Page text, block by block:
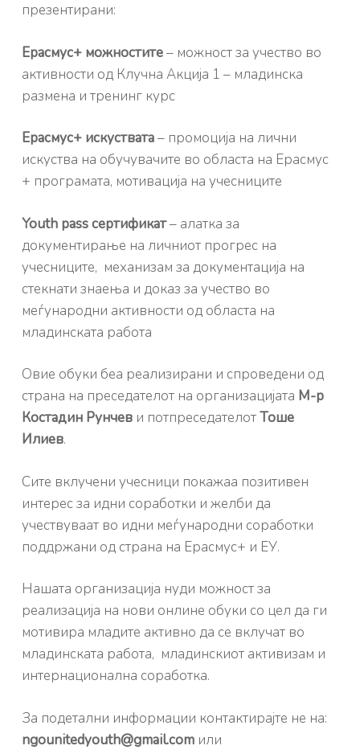
презентирани:
Ерасмус+ можностите– можност за учество во
активности од Клучна Акција 1 – младинска
размена и тренинг курс
Ерасмус+ искуствата– промоција на лични
искуства на обучувачите во областа на Ерасмус
+ програмата, мотивација на учесниците
Youth pass сертификат– алатка за
документирање на личниот прогрес на
учесниците, механизам за документација на
стекнати знаења и доказ за учество во
меѓународни активности од областа на
младинската работа
Овие обуки беа реализирани и спроведени од
страна на преседателот на организацијата М-р
Костадин Рунчеви потпреседателотТоше
Илиев.
Сите вклучени учесници покажаа позитивен
интерес за идни соработки и желби да
учествуваат во идни меѓународни соработки
поддржани од страна на Ерасмус+ и ЕУ.
Нашата организација нуди можност за
реализација на нови онлине обуки со цел да ги
мотивира младите активно да се вклучат во
младинската работа, младинскиот активизам и
интернационална соработка.
За подетални информации контактирајте не на:
ngounitedyouth@gmail.comили